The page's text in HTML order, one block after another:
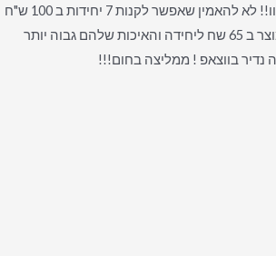
אני רוצה להגיד פשוט ואוו!! לא להאמין שאפשר לקנות 7 יחידות ב 100 ש"ח
רכשתי בקניון את אותו מוצר ב 65 שח ליחידה והאיכות שלהם גבוה יותר
נדיר בווצאפ ! ממליצה בחום!!!